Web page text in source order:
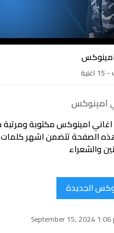
كلمات اغاني امينوكس
- 15 اغنية
امينوكس
امينوكس مكتوبة
الصفحة تتضمن اشهر
والشعراء
الجديدة